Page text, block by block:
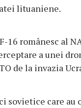
lituaniene.
16 românesc al
a unei
de la invazia
sovietice care au